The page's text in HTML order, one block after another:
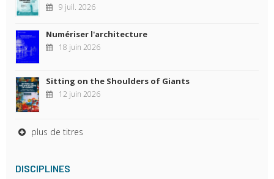
9 juil. 2026
Numériser l'architecture
18 juin 2026
Sitting on the Shoulders of Giants
12 juin 2026
plus de titres
DISCIPLINES